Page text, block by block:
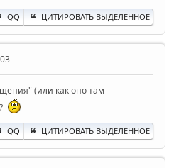
QQ ЦИТИРОВАТЬ ВЫДЕЛЕННОЕ
(или как оно там
QQ ЦИТИРОВАТЬ ВЫДЕЛЕННОЕ